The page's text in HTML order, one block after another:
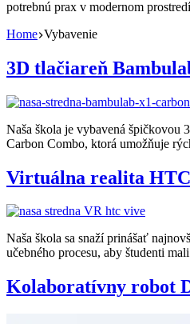
potrebnú prax v modernom
Home Vybavenie
3D tlačiareň
Naša škola je vybavená špičkovou
Carbon Combo, ktorá umožňuje
Virtuálna realita
Naša škola sa snaží prinášať
učebného procesu, aby študenti
Kolaboratívny robot